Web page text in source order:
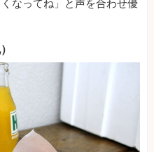
なってね」と声を合わせ優